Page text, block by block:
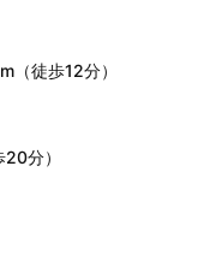
（徒歩12分）
分）